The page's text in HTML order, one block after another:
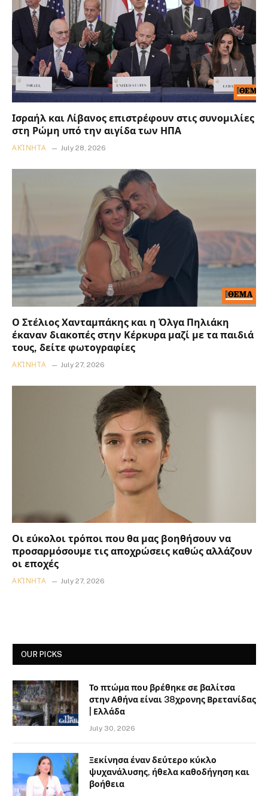
Ισραήλ και Λίβανος επιστρέφουν στις συνομιλίες
στη Ρώμη υπό την αιγίδα των ΗΠΑ
ΑΚΊΝΗΤΑ July 28, 2026
Ο Στέλιος Χανταμπάκης και η Όλγα Πηλιάκη
έκαναν διακοπές στην Κέρκυρα μαζί με τα παιδιά
τους, δείτε φωτογραφίες
ΑΚΊΝΗΤΑ July 27, 2026
Οι εύκολοι τρόποι που θα μας βοηθήσουν να
προσαρμόσουμε τις αποχρώσεις καθώς αλλάζουν
οι εποχές
ΑΚΊΝΗΤΑ July 27, 2026
OUR PICKS
Το πτώμα που βρέθηκε σε βαλίτσα
στην Αθήνα είναι 38χρονης Βρετανίδας
| Ελλάδα
July 30, 2026
Ξεκίνησα έναν δεύτερο κύκλο
ψυχανάλυσης, ήθελα καθοδήγηση και
βοήθεια